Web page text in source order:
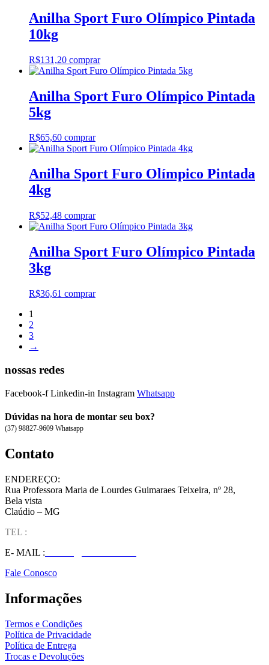
Anilha Sport Furo Olímpico Pintada
10kg
R$131,20 comprar
Anilha Sport Furo Olímpico Pintada
5kg
R$65,60 comprar
Anilha Sport Furo Olímpico Pintada
4kg
R$52,48 comprar
Anilha Sport Furo Olímpico Pintada
3kg
R$36,61 comprar
1
2
3
→
nossas redes
Facebook-f Linkedin-in Instagram Whatsapp
Dúvidas na hora de montar seu box?
(37) 98827-9609 Whatsapp
Contato
ENDEREÇO:
Rua Professora Maria de Lourdes Guimaraes Teixeira, nº 28,
Bela vista
Claúdio – MG
TEL :
E- MAIL :
Fale Conosco
Informações
Termos e Condições
Política de Privacidade
Política de Entrega
Trocas e Devoluções